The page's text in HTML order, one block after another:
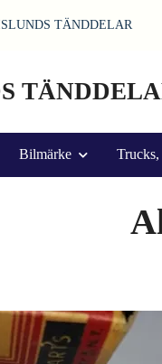
TÄNDDELAR
Bilmärke Trucks,